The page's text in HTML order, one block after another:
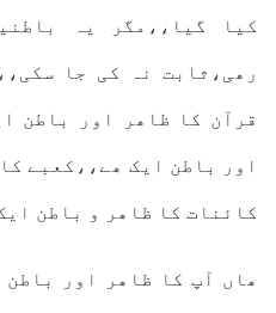
کیا گیا،،مگر یہ
رھی،ثابت نہ کی جا
قرآن کا ظاھر اور باطن
اور باطن ایک ھے،،کعبے
کائنات کا ظاھر و باطن
ھاں آپ کا ظاھر اور